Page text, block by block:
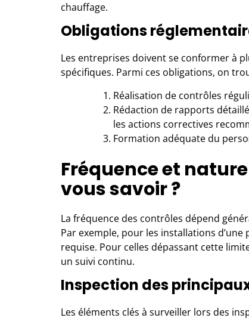
chauffage.
Obligations
Les entreprises doivent se conformer à
spécifiques. Parmi ces obligations, on
Réalisation de contrôles
Rédaction de rapports
les actions correctives
Formation adéquate du
Fréquence et
vous savoir ?
La fréquence des contrôles dépend
Par exemple, pour les installations
requise. Pour celles dépassant cette
un suivi continu.
Inspection des
Les éléments clés à surveiller lors des